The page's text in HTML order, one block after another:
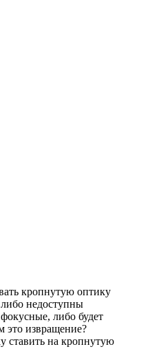
кропнутую оптику
недоступны
либо будет
это извращение?
ставить на кропнутую